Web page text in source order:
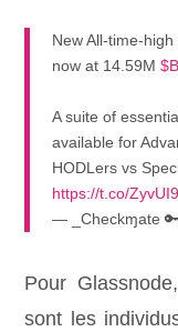
New All-time-
now at 14.59M
A suite of
available for
HODLers vs
https://t.co/
— _Checkɱate
Pour
sont les